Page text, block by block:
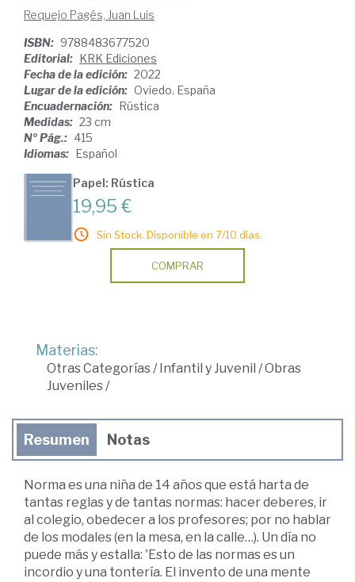
Requejo Pagés, Juan Luis
ISBN: 9788483677520
Editorial: KRK Ediciones
Fecha de la edición: 2022
Lugar de la edición: Oviedo. España
Encuadernación: Rústica
Medidas: 23 cm
Nº Pág.: 415
Idiomas: Español
Papel: Rústica
19,95 €
Sin Stock. Disponible en 7/10 días.
COMPRAR
Materias:
Otras Categorías/Infantil y Juvenil /Obras
Juveniles/
Resumen Notas
Norma es una niña de 14 años que está harta de
tantas reglas y de tantas normas: hacer deberes, ir
al colegio, obedecer a los profesores; por no hablar
de los modales (en la mesa, en la calle…). Un día no
puede más y estalla: 'Esto de las normas es un
incordio y una tontería. El invento de una mente